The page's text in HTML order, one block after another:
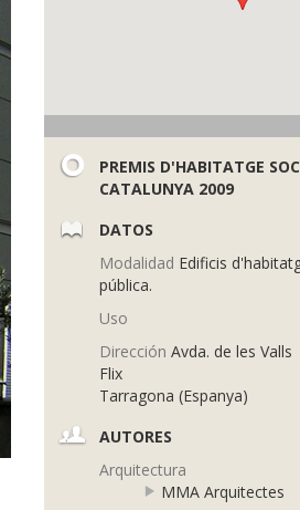
PREMIS D'HABITATGE
CATALUNYA 2009
DATOS
Modalidad Edificis
pública.
Uso
Dirección Avda. de les Valls
Flix
Tarragona (Espanya)
AUTORES
Arquitectura
MMA Arquitectes